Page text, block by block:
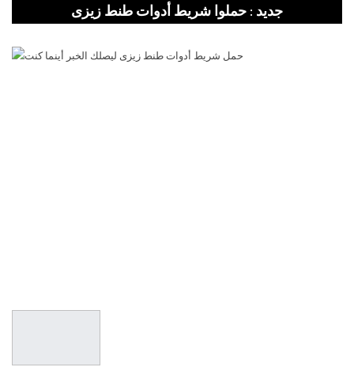
جديد : حملوا شريط أدوات طنط زيزى